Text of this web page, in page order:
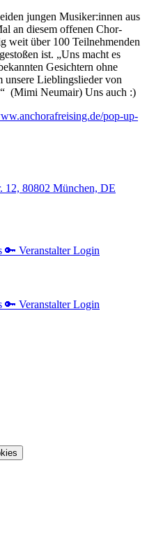
jungen Musiker:innen aus
an diesem offenen Chor-
weit über 100 Teilnehmenden
ist. „Uns macht es
Gesichtern ohne
unsere Lieblingslieder von
(Mimi Neumair) Uns auch :)
pop-up-
80802 München, DE
🔑 Veranstalter Login
🔑 Veranstalter Login